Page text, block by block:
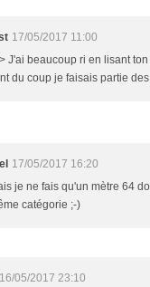
17/05/2017 11:00
J'ai beaucoup ri en lisant
du coup je faisais partie
17/05/2017 16:20
je ne fais qu'un mètre 64
catégorie ;-)
16/05/2017 23:10